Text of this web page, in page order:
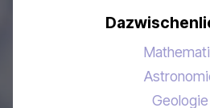
Geologie